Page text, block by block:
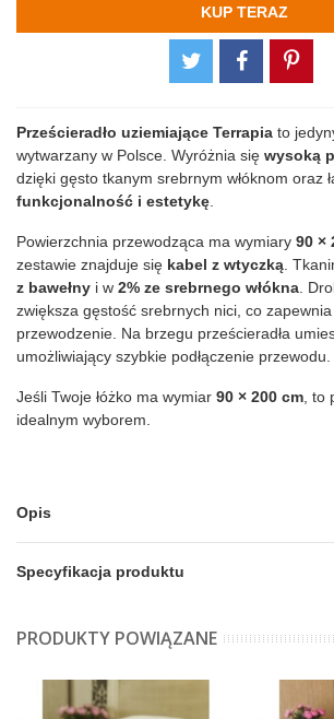
KUP TERAZ
Prześcieradło uziemiające Terrapia to
wytwarzany w Polsce. Wyróżnia się wysoką
dzięki gęsto tkanym srebrnym włóknom oraz
funkcjonalność i estetykę
Powierzchnia przewodząca ma wymiary 90 ×
zestawie znajduje się kabel z wtyczką .
z bawełny i w 2% ze srebrnego włókna .
zwiększa gęstość srebrnych nici, co zapewnia
przewodzenie. Na brzegu prześcieradła
umożliwiający szybkie podłączenie przewodu.
Jeśli Twoje łóżko ma wymiar 90 × 200 cm ,
idealnym wyborem.
Opis
Specyfikacja produktu
PRODUKTY POWIĄZANE